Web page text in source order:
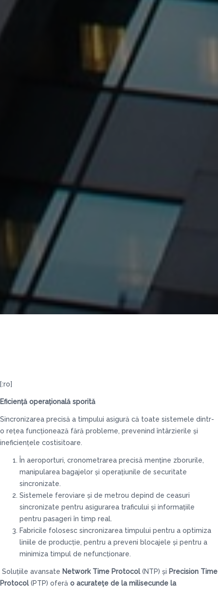
[:ro]
Eficiență operațională sporită
Sincronizarea precisă a timpului asigură că toate sistemele dintr-
o rețea funcționează fără probleme, prevenind întârzierile și
ineficiențele costisitoare.
În aeroporturi, cronometrarea precisă menține zborurile,
manipularea bagajelor și operațiunile de securitate
sincronizate.
Sistemele feroviare și de metrou depind de ceasuri
sincronizate pentru asigurarea traficului și informațiile
pentru pasageri în timp real.
Fabricile folosesc sincronizarea timpului pentru a optimiza
liniile de producție, pentru a preveni blocajele și pentru a
minimiza timpul de nefuncționare.
Soluțiile avansate Network Time Protocol(NTP) și Precision Time
Protocol(PTP) oferă o acuratețe de la milisecunde la